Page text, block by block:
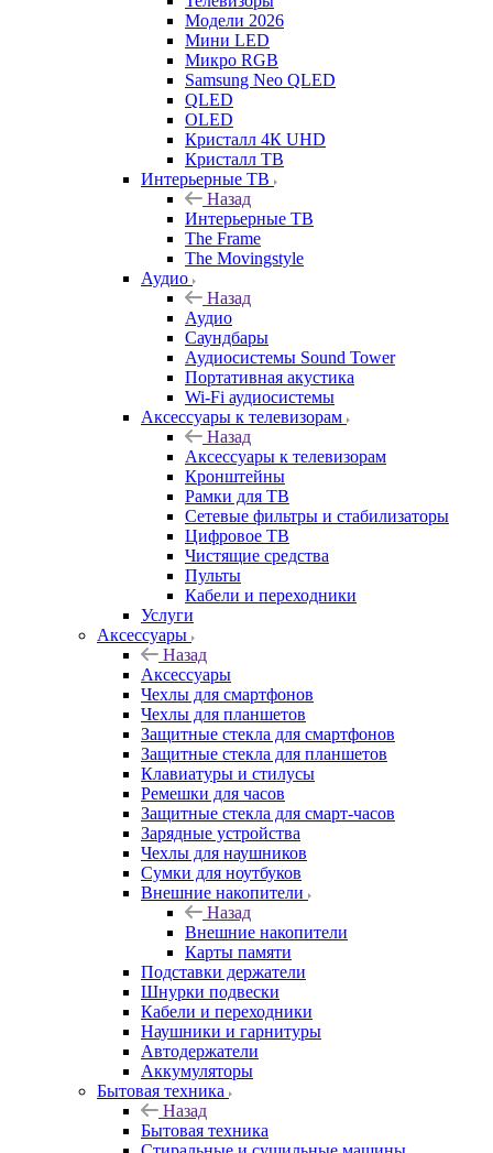
Модели 2026
Мини LED
Микро RGB
Samsung Neo QLED
QLED
OLED
Кристалл 4К UHD
Кристалл ТВ
Интерьерные ТВ
Назад
Интерьерные ТВ
The Frame
The Movingstyle
Аудио
Назад
Аудио
Саундбары
Аудиосистемы Sound Tower
Портативная акустика
Wi-Fi аудиосистемы
Аксессуары к телевизорам
Назад
Аксессуары к телевизорам
Кронштейны
Рамки для ТВ
Сетевые фильтры и стабилизаторы
Цифровое ТВ
Чистящие средства
Пульты
Кабели и переходники
Услуги
Аксессуары
Назад
Аксессуары
Чехлы для смартфонов
Чехлы для планшетов
Защитные стекла для смартфонов
Защитные стекла для планшетов
Клавиатуры и стилусы
Ремешки для часов
Защитные стекла для смарт-часов
Зарядные устройства
Чехлы для наушников
Сумки для ноутбуков
Внешние накопители
Назад
Внешние накопители
Карты памяти
Подставки держатели
Шнурки подвески
Кабели и переходники
Наушники и гарнитуры
Автодержатели
Аккумуляторы
Бытовая техника
Назад
Бытовая техника